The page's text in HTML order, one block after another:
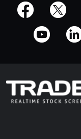
offizielle Social